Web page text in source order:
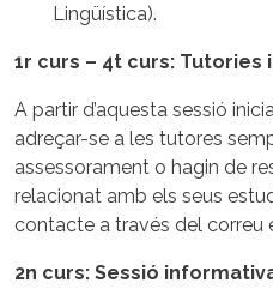
Lingüística).
1r curs – 4t curs: Tutories
A partir d’aquesta sessió
adreçar-se a les tutores
assessorament o hagin de
relacionat amb els seus
contacte a través del correu
2n curs: Sessió